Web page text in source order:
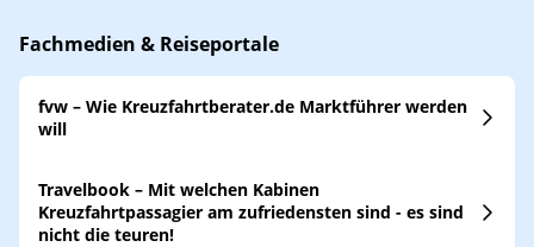
Fachmedien & Reiseportale
fvw – Wie Kreuzfahrtberater.de Marktführer werden
will
Travelbook – Mit welchen Kabinen
Kreuzfahrtpassagier am zufriedensten sind - es sind
nicht die teuren!